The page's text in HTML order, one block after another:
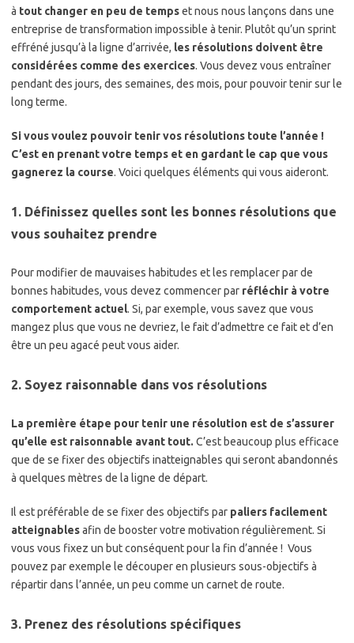
à tout changer en peu de tempset nous nous lançons dans une
entreprise de transformation impossible à tenir. Plutôt qu’un sprint
effréné jusqu’à la ligne d’arrivée, les résolutions doivent être
considérées comme des exercices. Vous devez vous entraîner
pendant des jours, des semaines, des mois, pour pouvoir tenir sur le
long terme.
Si vous voulez pouvoir tenir vos résolutions toute l’année !
C’est en prenant votre temps et en gardant le cap que vous
gagnerez la course. Voici quelques éléments qui vous aideront.
1. Définissez quelles sont les bonnes résolutions que
vous souhaitez prendre
Pour modifier de mauvaises habitudes et les remplacer par de
bonnes habitudes, vous devez commencer par réfléchir à votre
comportement actuel. Si, par exemple, vous savez que vous
mangez plus que vous ne devriez, le fait d’admettre ce fait et d’en
être un peu agacé peut vous aider.
2. Soyez raisonnable dans vos résolutions
La première étape pour tenir une résolution est de s’assurer
qu’elle est raisonnable avant tout. C’est beaucoup plus efficace
que de se fixer des objectifs inatteignables qui seront abandonnés
à quelques mètres de la ligne de départ.
Il est préférable de se fixer des objectifs par paliers facilement
atteignablesafin de booster votre motivation régulièrement. Si
vous vous fixez un but conséquent pour la fin d’année ! Vous
pouvez par exemple le découper en plusieurs sous-objectifs à
répartir dans l’année, un peu comme un carnet de route.
3. Prenez des résolutions spécifiques